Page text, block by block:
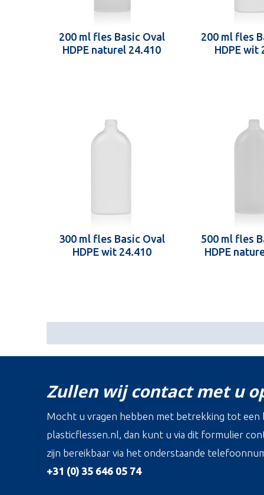
200 ml fles Basic Oval
HDPE naturel 24.410
200 ml fles
HDPE wit
300 ml fles Basic Oval
HDPE wit 24.410
500 ml fles
HDPE
Zullen wij contact met u
Mocht u vragen hebben met betrekking tot een
plasticflessen.nl, dan kunt u via dit formulier
zijn bereikbaar via het onderstaande
+31 (0) 35 646 05 74